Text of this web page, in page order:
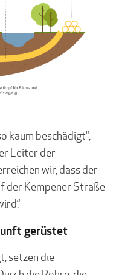
kaum beschädigt“,
Leiter der
wir, dass der
der Kempener Straße
gerüstet
setzen die